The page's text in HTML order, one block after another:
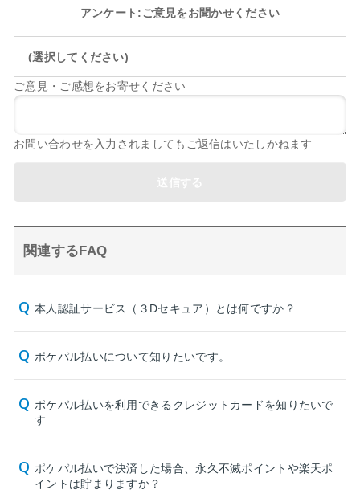
アンケート:ご意見をお聞かせください
(選択してください)
ご意見・ご感想をお寄せください
お問い合わせを入力されましてもご返信はいたしかねます
関連するFAQ
本人認証サービス（３Dセキュア）とは何ですか？
ポケパル払いについて知りたいです。
ポケパル払いを利用できるクレジットカードを知りたいで
す
ポケパル払いで決済した場合、永久不滅ポイントや楽天ポ
イントは貯まりますか？